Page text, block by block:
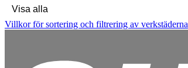
Villkor för sortering och filtrering av verkstäderna